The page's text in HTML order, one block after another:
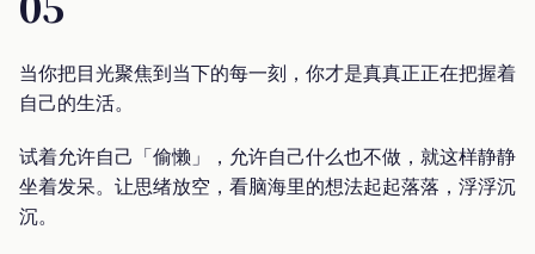
当你把目光聚焦到当下的每一刻，你才是真真正正在把握着
自己的生活。
试着允许自己「偷懒」，允许自己什么也不做，就这样静静
坐着发呆。让思绪放空，看脑海里的想法起起落落，浮浮沉
沉。